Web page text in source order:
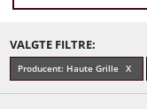
VALGTE FILTRE:
Producent: Haute Grille